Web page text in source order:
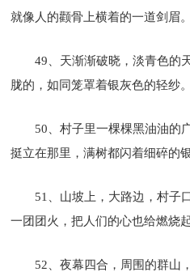
就像人的颧骨上横着的一道剑眉。
49、天渐渐破晓，淡青色的
胧的，如同笼罩着银灰色的轻纱。
50、村子里一棵棵黑油油的
挺立在那里，满树都闪着细碎的银
51、山坡上，大路边，村子
一团团火，把人们的心也给燃烧
52、夜幕四合，周围的群山